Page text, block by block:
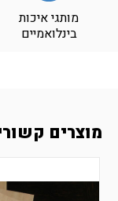
מותגי איכות
בינלואמיים
מוצרים